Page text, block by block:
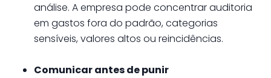
análise. A empresa pode concentrar auditoria
em gastos fora do padrão, categorias
sensíveis, valores altos ou reincidências.
Comunicar antes de punir